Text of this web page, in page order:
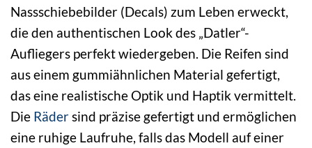
Nassschiebebilder (Decals) zum Leben erweckt,
die den authentischen Look des „Datler“-
Aufliegers perfekt wiedergeben. Die Reifen sind
aus einem gummiähnlichen Material gefertigt,
das eine realistische Optik und Haptik vermittelt.
Die Rädersind präzise gefertigt und ermöglichen
eine ruhige Laufruhe, falls das Modell auf einer